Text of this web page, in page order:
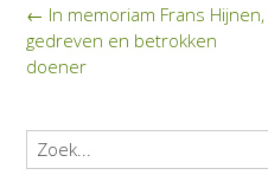
Bericht
navigatie
← In memoriam Frans Hijnen,
gedreven en betrokken
doener